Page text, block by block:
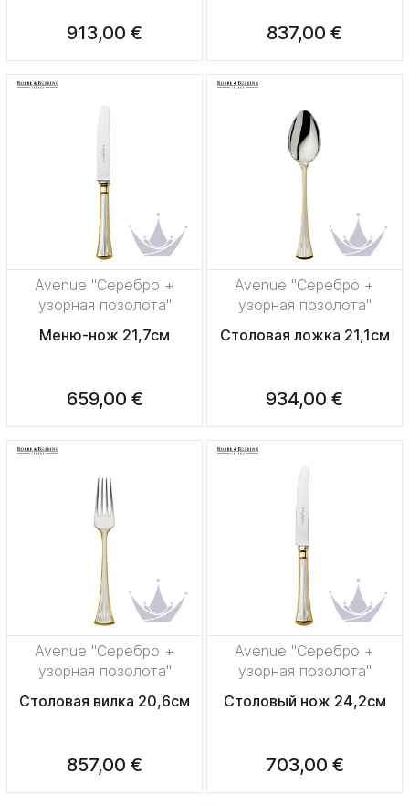
913,00 € 837,00 €
Avenue "Серебро +
узорная позолота"
Меню-нож 21,7см
659,00 €
Avenue "Серебро +
узорная позолота"
Столовая ложка 21,1см
934,00 €
Avenue "Серебро +
узорная позолота"
Столовая вилка 20,6см
857,00 €
Avenue "Серебро +
узорная позолота"
Столовый нож 24,2см
703,00 €